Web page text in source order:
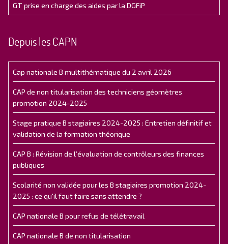
GT prise en charge des aides par la DGFiP
Depuis les CAPN
Cap nationale B multithématique du 2 avril 2026
CAP de non titularisation des techniciens géomètres
promotion 2024-2025
Stage pratique B stagiaires 2024-2025 : Entretien définitif et
validation de la formation théorique
CAP B : Révision de l’évaluation de contrôleurs des finances
publiques
Scolarité non validée pour les B stagiaires promotion 2024-
2025 : ce qu'il faut faire sans attendre ?
CAP nationale B pour refus de télétravail
CAP nationale B de non titularisation